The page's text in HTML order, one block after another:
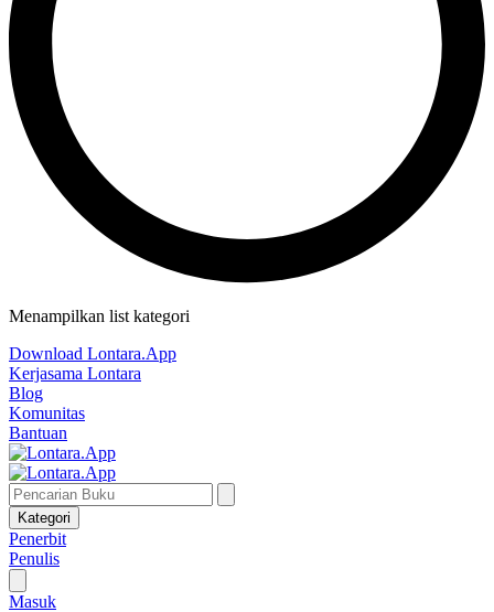
Menampilkan list kategori
Download Lontara.App
Kerjasama Lontara
Blog
Komunitas
Bantuan
Kategori
Penerbit
Penulis
Masuk